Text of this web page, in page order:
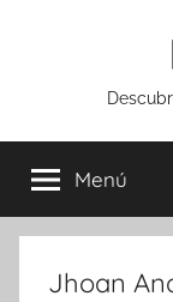
Menú
Jhoan